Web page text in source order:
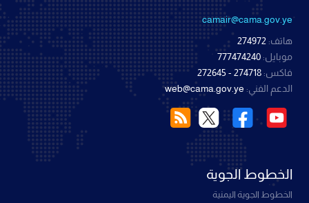
camair@cama.gov.ye
هاتف: 274972
موبايل: 777474240
فاكس: 274718 - 272645
الدعم الفني: web@cama.gov.ye
الخطوط الجوية
الخطوط الجوية اليمنية